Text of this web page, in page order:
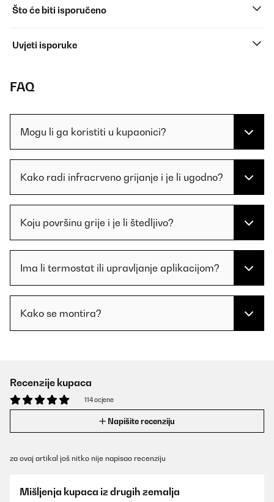
Što će biti isporučeno
Uvjeti isporuke
FAQ
Mogu li ga koristiti u kupaonici?
Kako radi infracrveno grijanje i je li ugodno?
Koju površinu grije i je li štedljivo?
Ima li termostat ili upravljanje aplikacijom?
Kako se montira?
Recenzije kupaca
114 ocjene
Napišite recenziju
za ovaj artikal još nitko nije napisao recenziju
Mišljenja kupaca iz drugih zemalja